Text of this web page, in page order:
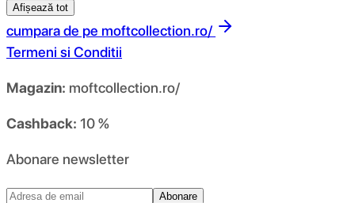
Afișează tot
cumpara de pe moftcollection.ro/
Termeni si Conditii
Magazin: moftcollection.ro/
Cashback: 10 %
Abonare newsletter
Abonare